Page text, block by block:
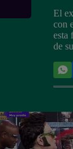
El
con
esta
de